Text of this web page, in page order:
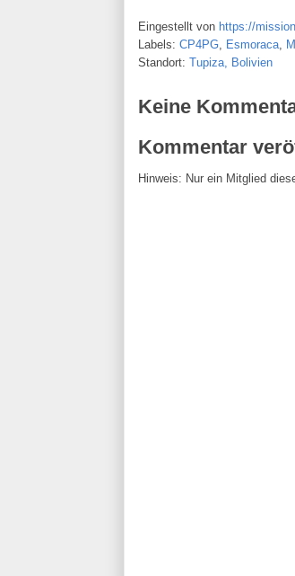
Eingestellt von https://
Labels: CP4PG Esmoraca
Standort: Tupiza, Bolivien
Keine
Kommentar
Hinweis: Nur ein Mitglied